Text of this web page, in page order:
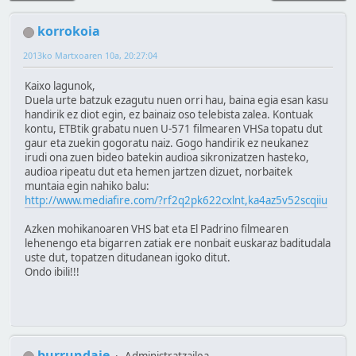
korrokoia
2013ko Martxoaren 10a, 20:27:04
Kaixo lagunok,
Duela urte batzuk ezagutu nuen orri hau, baina egia esan kasu
handirik ez diot egin, ez bainaiz oso telebista zalea. Kontuak
kontu, ETBtik grabatu nuen U-571 filmearen VHSa topatu dut
gaur eta zuekin gogoratu naiz. Gogo handirik ez neukanez
irudi ona zuen bideo batekin audioa sikronizatzen hasteko,
audioa ripeatu dut eta hemen jartzen dizuet, norbaitek
muntaia egin nahiko balu:
http://www.mediafire.com/?rf2q2pk622cxlnt,ka4az5v52scqiiu
Azken mohikanoaren VHS bat eta El Padrino filmearen
lehenengo eta bigarren zatiak ere nonbait euskaraz baditudala
uste dut, topatzen ditudanean igoko ditut.
Ondo ibili!!!